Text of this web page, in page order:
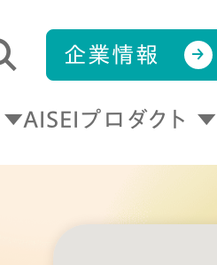
企業情報
AISEIプロダクト